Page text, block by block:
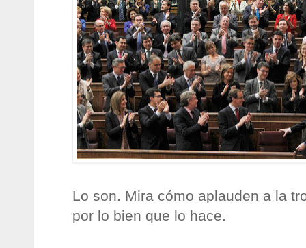
Lo son. Mira cómo aplauden a la
por lo bien que lo hace.